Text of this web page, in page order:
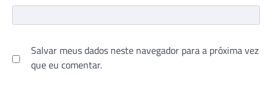
Salvar meus dados neste navegador para a próxima vez
que eu comentar.